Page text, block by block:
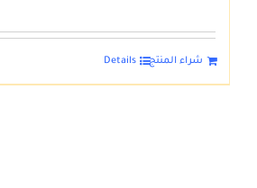
شراء المنتج Details